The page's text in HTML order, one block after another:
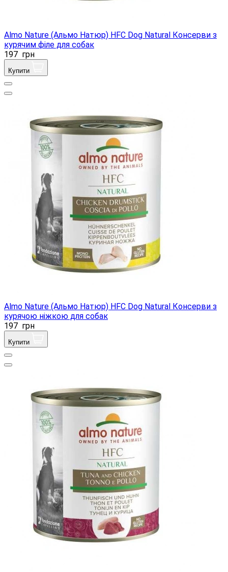
Almo Nature (Альмо Натюр) HFC Dog Natural Консерви з
курячим філе для собак
197 грн
Купити
Almo Nature (Альмо Натюр) HFC Dog Natural Консерви з
курячою ніжкою для собак
197 грн
Купити